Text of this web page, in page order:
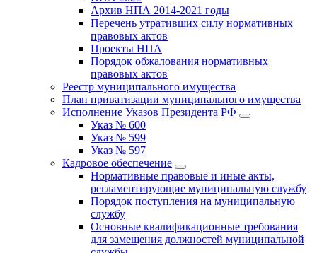
Архив НПА 2014-2021 годы
Перечень утративших силу нормативных
правовых актов
Проекты НПА
Порядок обжалования нормативных
правовых актов
Реестр муниципального имущества
План приватизации муниципального имущества
Исполнение Указов Президента РФ
Указ № 600
Указ № 599
Указ № 597
Кадровое обеспечение
Нормативные правовые и иные акты,
регламентирующие муниципальную службу
Порядок поступления на муниципальную
службу
Основные квалификационные требования
для замещения должностей муниципальной